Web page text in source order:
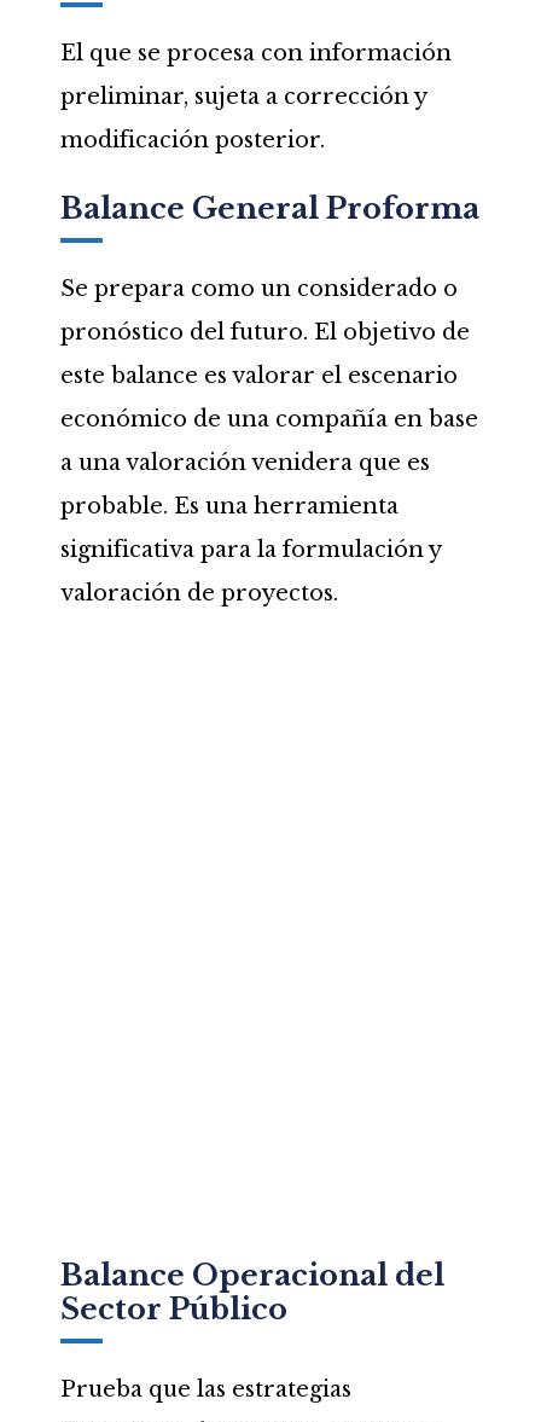
El que se procesa con información
preliminar, sujeta a corrección y
modificación posterior.
Balance General Proforma
Se prepara como un considerado o
pronóstico del futuro. El objetivo de
este balance es valorar el escenario
económico de una compañía en base
a una valoración venidera que es
probable. Es una herramienta
significativa para la formulación y
valoración de proyectos.
Balance Operacional del
Sector Público
Prueba que las estrategias